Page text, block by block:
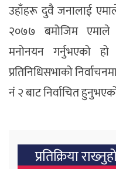
उहाँहरू दुवै जनालाई
२०७७ बमोजिम
मनोनयन गर्नुभएको
प्रतिनिधिसभाको
नं २ बाट निर्वाचित
प्रतिक्रिया